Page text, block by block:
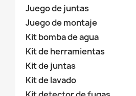
Juego de juntas
Juego de montaje
Kit bomba de agua
Kit de herramientas
Kit de juntas
Kit de lavado